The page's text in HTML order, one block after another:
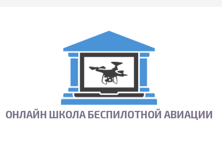
ОНЛАЙН ШКОЛА БЕСПИЛОТНОЙ АВИАЦИИ